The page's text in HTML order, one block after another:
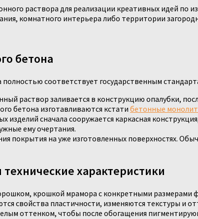
раствора для реализации креативных идей
комнатного интерьера либо территории
бетона
соответствует государственным
раствор заливается в конструкцию опалубки,
бетона изготавливаются кстати бетонные
изделий сначала сооружается каркасная
ему очертания.
покрытия на уже изготовленных поверхностях.
характеристики
крошкой мрамора с конкретными
свойства пластичности, изменяются текстуры и
оттенком, чтобы после обогащения